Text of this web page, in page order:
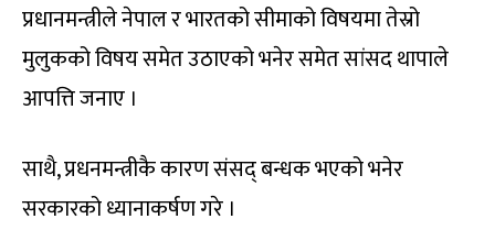
प्रधानमन्त्रीले नेपाल र भारतको सीमाको विषयमा तेस्रो
मुलुकको विषय समेत उठाएको भनेर समेत सांसद थापाले
आपत्ति जनाए ।
साथै, प्रधनमन्त्रीकै कारण संसद् बन्धक भएको भनेर
सरकारको ध्यानाकर्षण गरे ।